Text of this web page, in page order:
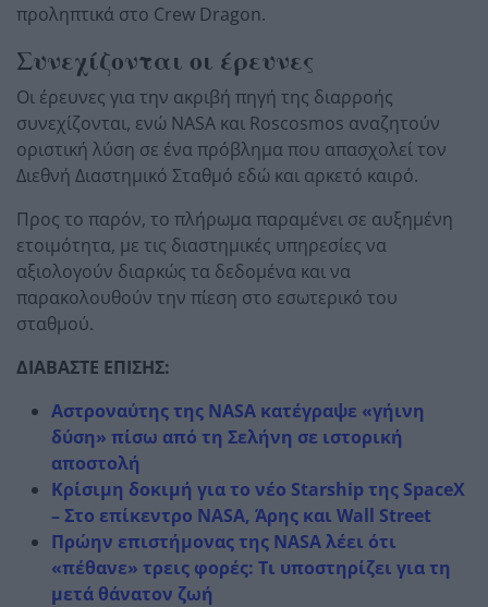
προληπτικά στο Crew Dragon.
Συνεχίζονται οι έρευνες
Οι έρευνες για την ακριβή πηγή της διαρροής
συνεχίζονται, ενώ NASA και Roscosmos αναζητούν
οριστική λύση σε ένα πρόβλημα που απασχολεί τον
Διεθνή Διαστημικό Σταθμό εδώ και αρκετό καιρό.
Προς το παρόν, το πλήρωμα παραμένει σε αυξημένη
ετοιμότητα, με τις διαστημικές υπηρεσίες να
αξιολογούν διαρκώς τα δεδομένα και να
παρακολουθούν την πίεση στο εσωτερικό του
σταθμού.
ΔΙΑΒΑΣΤΕ ΕΠΙΣΗΣ:
Αστροναύτης της NASA κατέγραψε «γήινη
δύση» πίσω από τη Σελήνη σε ιστορική
αποστολή
Κρίσιμη δοκιμή για το νέο Starship της SpaceX
– Στο επίκεντρο NASA, Άρης και Wall Street
Πρώην επιστήμονας της NASA λέει ότι
«πέθανε» τρεις φορές: Τι υποστηρίζει για τη
μετά θάνατον ζωή